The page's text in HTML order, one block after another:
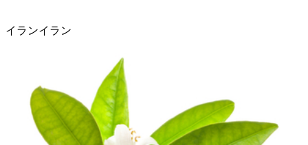
イランイラン